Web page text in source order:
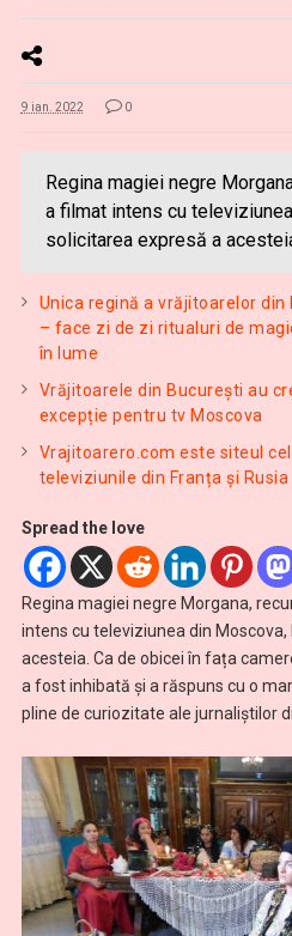
9 ian. 2022 0
Regina magiei negre
a filmat intens cu
solicitarea expresă a
Unica regină a vrăjitoarelor din
– face zi de zi ritualuri de
în lume
Vrăjitoarele din București au
excepție pentru tv Moscova
Vrajitoarero.com este siteul cel
televiziunile din Franța și Rusia
Spread the love
Regina magiei negre Morgana,
intens cu televiziunea din
acesteia. Ca de obicei în fața
a fost inhibată și a răspuns cu o
pline de curiozitate ale jurnaliștilor